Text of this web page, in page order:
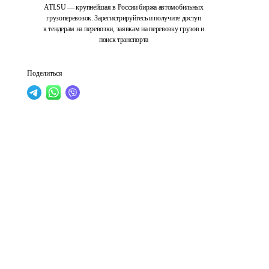
ATI.SU — крупнейшая в России биржа автомобильных
грузоперевозок. Зарегистрируйтесь и получите доступ
к тендерам на перевозки, заявкам на перевозку грузов и
поиск транспорта
Поделиться